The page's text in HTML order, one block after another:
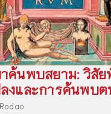
ค้นพบสยาม: วิสั
งและการค้นพบต